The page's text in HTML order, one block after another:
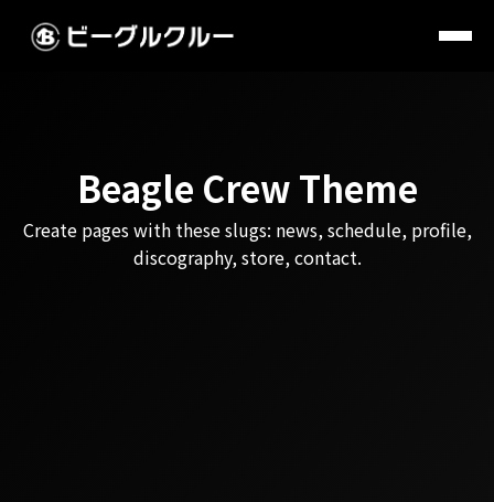
Beagle Crew Theme
Create pages with these slugs: news, schedule, profile,
discography, store, contact.